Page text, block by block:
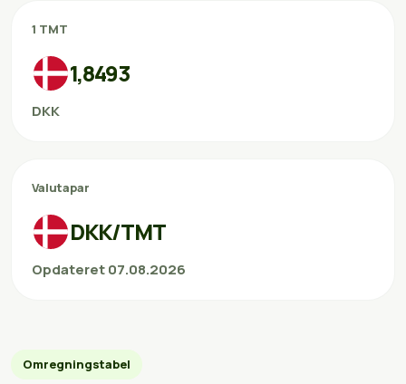
1 TMT
1,8493
DKK
Valutapar
DKK/TMT
Opdateret 07.08.2026
Omregningstabel